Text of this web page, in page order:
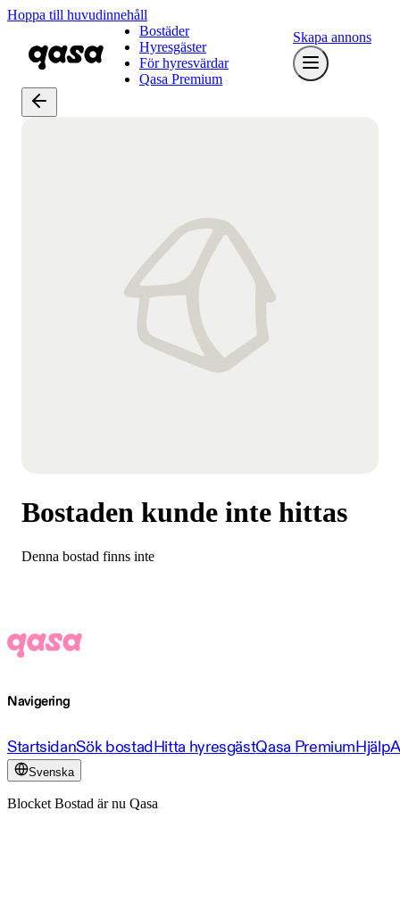
Hoppa till huvudinnehåll
Bostäder
Hyresgäster
För hyresvärdar
Qasa Premium
Skapa annons
Bostaden kunde inte hittas
Denna bostad finns inte
Navigering
StartsidanSök bostadHitta hyresgästQasa PremiumHjälp
Svenska
Blocket Bostad är nu Qasa